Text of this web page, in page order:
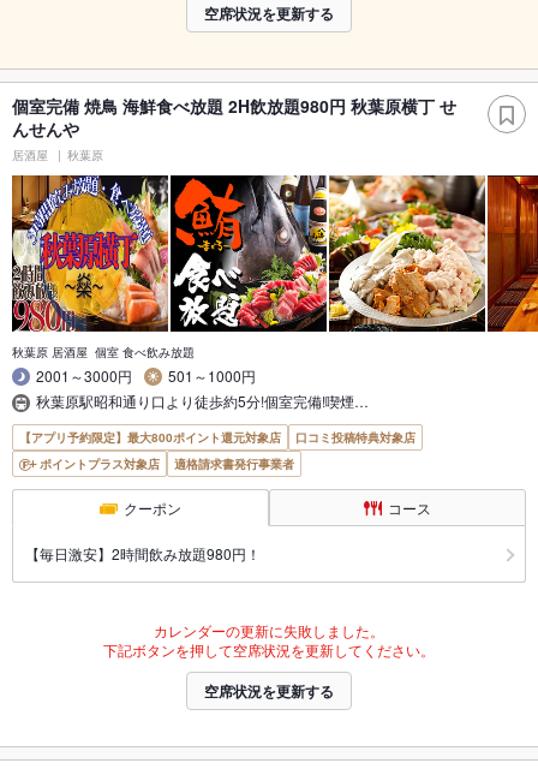
空席状況を更新する
個室完備 焼鳥 海鮮食べ放題 2H飲放題980円 秋葉原横丁 せ
んせんや
居酒屋 秋葉原
秋葉原 居酒屋 個室 食べ飲み放題
2001～3000円
501～1000円
秋葉原駅昭和通り口より徒歩約5分!個室完備!喫煙…
【アプリ予約限定】最大800ポイント還元対象店
口コミ投稿特典対象店
ポイントプラス対象店
適格請求書発行事業者
クーポン コース
【毎日激安】2時間飲み放題980円！
カレンダーの更新に失敗しました。
下記ボタンを押して空席状況を更新してください。
空席状況を更新する